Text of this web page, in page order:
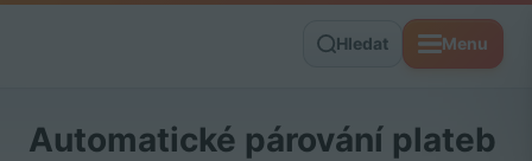
Hledat Menu
Automatické párování plateb